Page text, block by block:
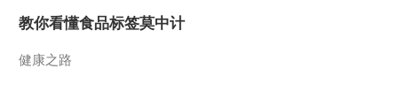
教你看懂食品标签莫中计
健康之路